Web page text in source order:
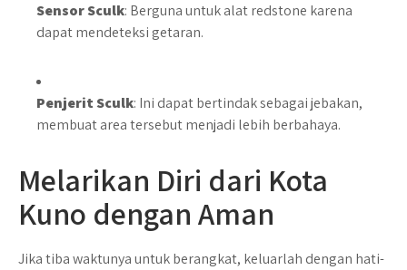
Sensor Sculk: Berguna untuk alat redstone karena
dapat mendeteksi getaran.
Penjerit Sculk: Ini dapat bertindak sebagai jebakan,
membuat area tersebut menjadi lebih berbahaya.
Melarikan Diri dari Kota
Kuno dengan Aman
Jika tiba waktunya untuk berangkat, keluarlah dengan hati-